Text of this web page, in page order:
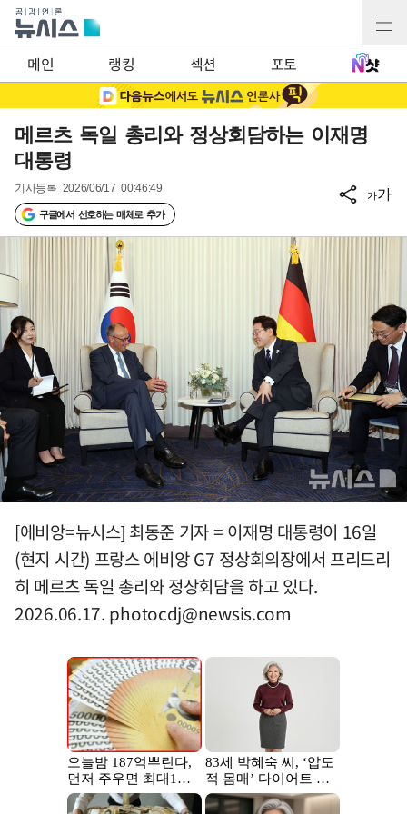
메인 랭킹 섹션 포토
메르츠 독일 총리와 정상회담하는 이재명
대통령
기사등록 2026/06/17 00:46:49
구글에서 선호하는 매체로 추가
가가
[에비앙=뉴시스] 최동준 기자 = 이재명 대통령이 16일
(현지 시간) 프랑스 에비앙 G7 정상회의장에서 프리드리
히 메르츠 독일 총리와 정상회담을 하고 있다.
2026.06.17. photocdj@newsis.com